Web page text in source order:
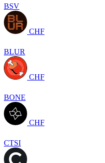
BSV
CHF
BLUR
CHF
BONE
CHF
CTSI